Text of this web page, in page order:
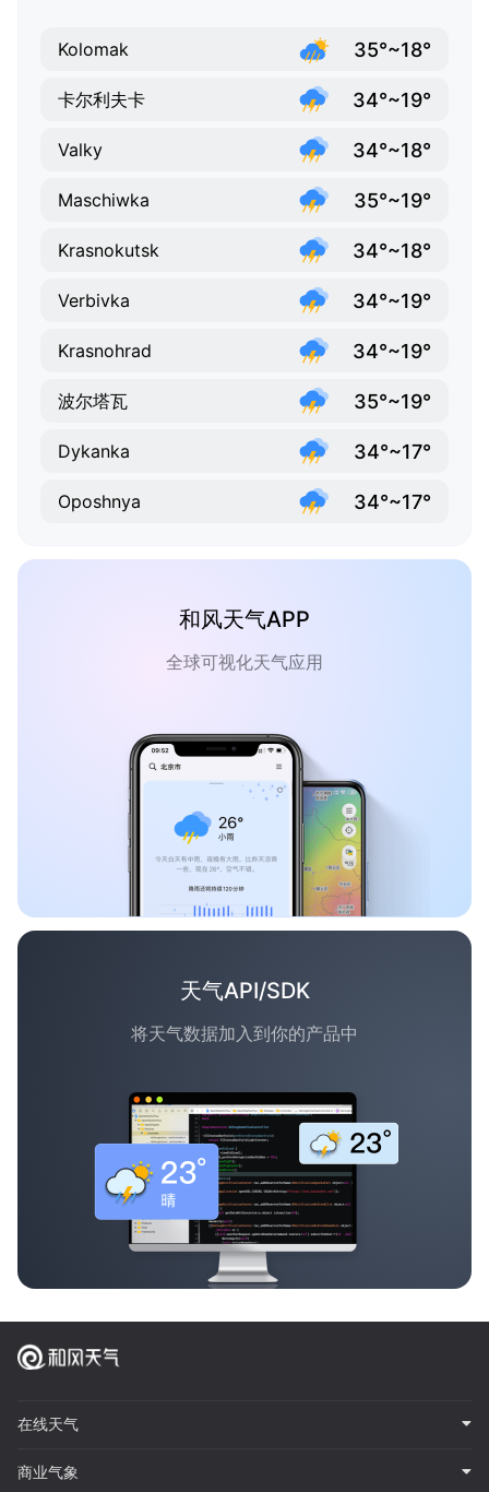
Kolomak 35°~18°
卡尔利夫卡 34°~19°
Valky 34°~18°
Maschiwka 35°~19°
Krasnokutsk 34°~18°
Verbivka 34°~19°
Krasnohrad 34°~19°
波尔塔瓦 35°~19°
Dykanka 34°~17°
Oposhnya 34°~17°
和风天气APP
全球可视化天气应用
天气API/SDK
将天气数据加入到你的产品中
在线天气
商业气象